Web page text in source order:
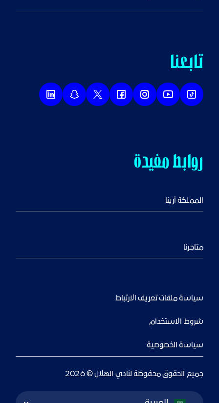
روابط مفيدة
المملكة أرينا
متاجرنا
تابعنا
سياسة ملفات تعريف الارتباط
شروط الاستخدام
سياسة الخصوصية
جميع الحقوق محفوظة لنادي الهلال © 2026
Language Switcher